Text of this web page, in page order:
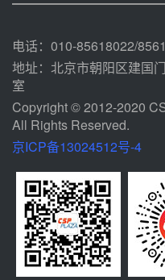
规
电话：010-85618022/
地址：北京市朝阳区建国
室
Copyright © 2012-2020
All Rights Reserved.
京ICP备13024512号-4